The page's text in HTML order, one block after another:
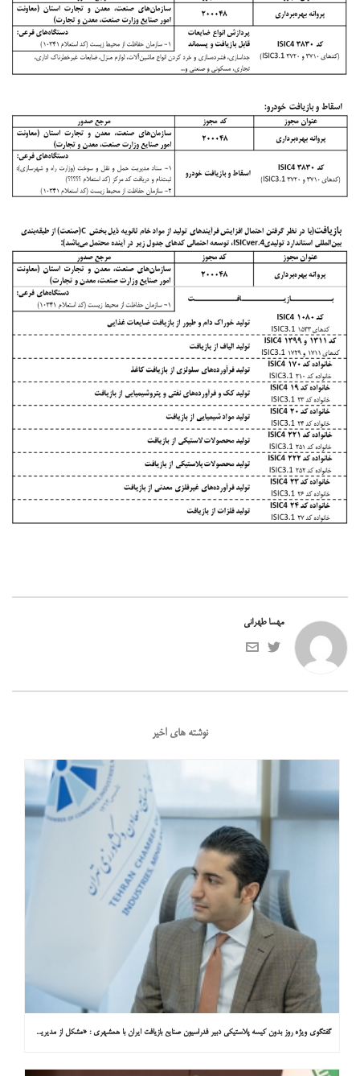
مهسا طهرانی
نوشته های اخیر
گفتگوی ویژه روز بدون کیسه پلاستیکی دبیر فدراسیون صنایع بازیافت ایران با همشهری : «مشکل از مدیریت پسماند پلاستیکی است، نه کیسه پلاستیکی»